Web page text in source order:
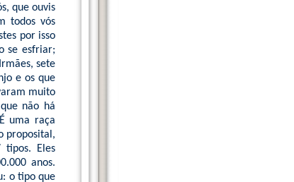
que ouvis
todos vós
por isso
se esfriar;
sete
e os que
muito
não há
uma raça
proposital,
Eles
anos.
o tipo que